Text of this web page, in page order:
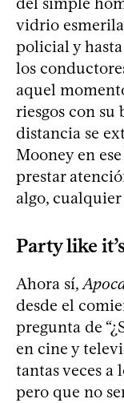
vidrio
policial y
los
aquel
riesgos con
distancia se
Mooney en
prestar
algo, cualquier
Party like
Ahora sí,
desde el
pregunta de
en cine y
tantas veces a
pero que no